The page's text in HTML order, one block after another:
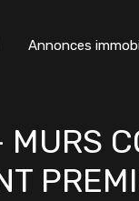
Annonces